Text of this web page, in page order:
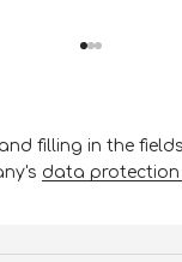
filling in the
data protection